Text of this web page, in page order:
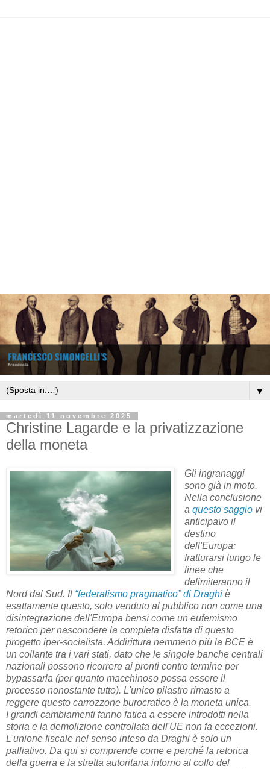
▼
martedì 11 novembre 2025
Christine Lagarde e la privatizzazione
della moneta
Gli ingranaggi
sono già in moto.
Nella conclusione
a questo saggiovi
anticipavo il
destino
dell'Europa:
fratturarsi lungo le
linee che
delimiteranno il
Nord dal Sud. Il “federalismo pragmatico” di Draghi è
esattamente questo, solo venduto al pubblico non come una
disintegrazione dell'Europa bensì come un eufemismo
retorico per nascondere la completa disfatta di questo
progetto iper-socialista. Addirittura nemmeno più la BCE è
un collante tra i vari stati, dato che le singole banche centrali
nazionali possono ricorrere ai pronti contro termine per
bypassarla (per quanto macchinoso possa essere il
processo nonostante tutto). L'unico pilastro rimasto a
reggere questo carrozzone burocratico è la moneta unica.
I grandi cambiamenti fanno fatica a essere introdotti nella
storia e la demolizione controllata dell'UE non fa eccezioni.
L'unione fiscale nel senso inteso da Draghi è solo un
palliativo. Da qui si comprende come e perché la retorica
della guerra e la stretta autoritaria intorno al collo del